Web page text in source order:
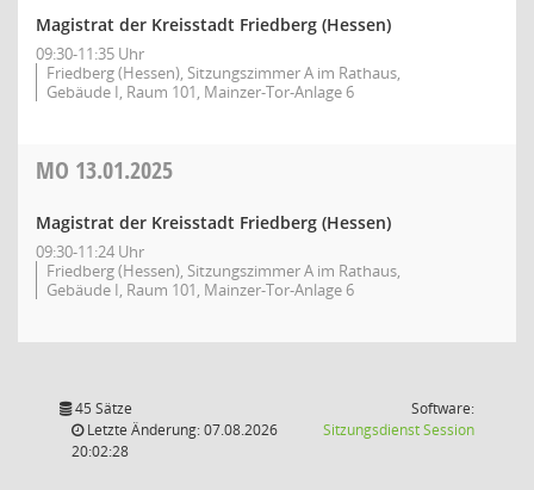
Magistrat der Kreisstadt Friedberg (Hessen)
09:30-11:35 Uhr
Friedberg (Hessen), Sitzungszimmer A im Rathaus,
Gebäude I, Raum 101, Mainzer-Tor-Anlage 6
MO 13.01.2025
Magistrat der Kreisstadt Friedberg (Hessen)
09:30-11:24 Uhr
Friedberg (Hessen), Sitzungszimmer A im Rathaus,
Gebäude I, Raum 101, Mainzer-Tor-Anlage 6
45 Sätze
Letzte Änderung: 07.08.2026
20:02:28
Software:
SitzungsdienstSession(Wird in